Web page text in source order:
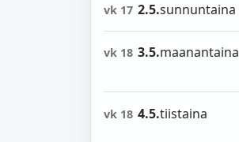
vk 17 2.5.sunnuntaina
vk 18 3.5.maanantaina
vk 18 4.5.tiistaina